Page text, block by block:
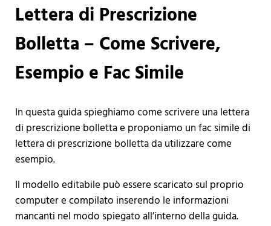
Lettera di Prescrizione
Bolletta – Come Scrivere,
Esempio e Fac Simile
In questa guida spieghiamo come scrivere una lettera
di prescrizione bolletta e proponiamo un fac simile di
lettera di prescrizione bolletta da utilizzare come
esempio.
Il modello editabile può essere scaricato sul proprio
computer e compilato inserendo le informazioni
mancanti nel modo spiegato all’interno della guida.